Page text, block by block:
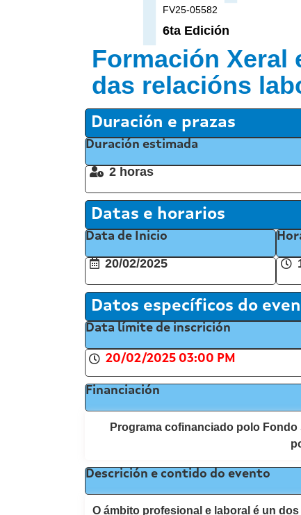
FV25-05582
6ta Edición
Formación Xeral
das relacións
Duración e prazas
Duración estimada
2 horas
Datas e horarios
Data de Inicio
20/02/2025
Datos específicos do
Data límite de inscrición
20/02/2025 03:00 PM
Financiación
Programa cofinanciado polo Fondo
Descrición e contido do evento
O ámbito profesional e laboral é un